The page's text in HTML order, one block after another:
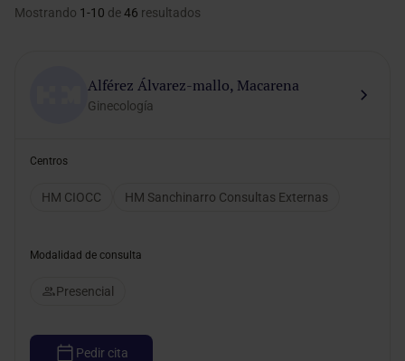
Mostrando 1-10 de46 resultados
Alférez Álvarez-mallo, Macarena
Ginecología
Centros
HM CIOCC HM Sanchinarro Consultas Externas
Modalidad de consulta
Presencial
Pedir cita